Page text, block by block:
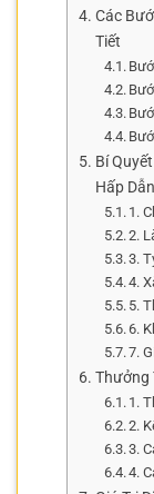
Các
Tiết
Bí
Hấp Dẫn
1.
2.
3.
4.
5.
6.
7.
Thưởng
1.
2.
3.
4.